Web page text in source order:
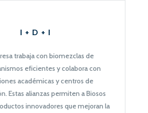
I + D + I
trabaja con biomezclas de
eficientes y colabora con
académicas y centros de
Estas alianzas permiten aBiosos
innovadores que mejoran la